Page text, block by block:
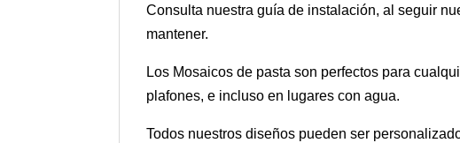
Consulta nuestra guía de instalación, al seguir
mantener.
Los Mosaicos de pasta son perfectos para
plafones, e incluso en lugares con agua.
Todos nuestros diseños pueden ser